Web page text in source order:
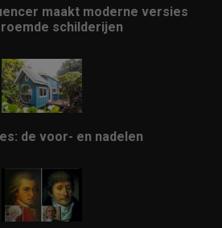
maakt moderne versies
schilderijen
de voor- en nadelen